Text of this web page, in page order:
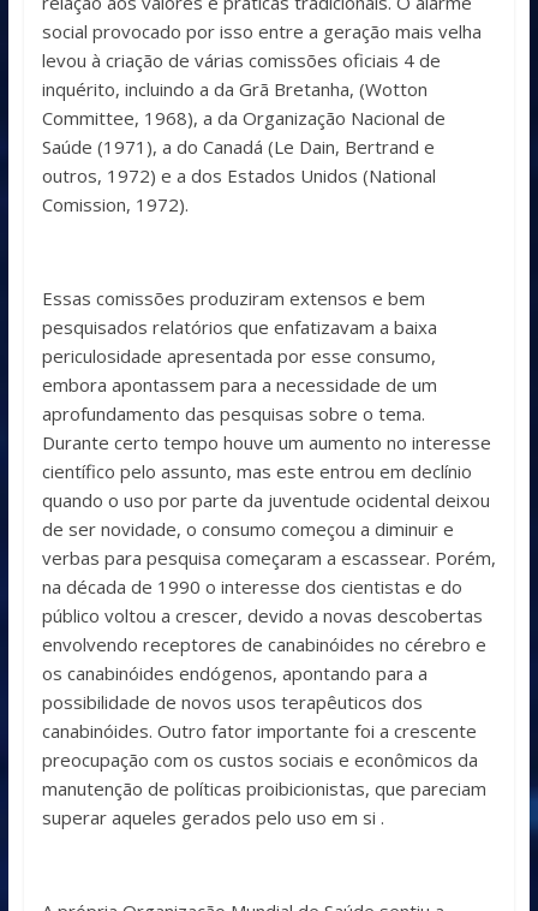
social provocado por isso entre a geração mais velha
levou à criação de várias comissões oficiais 4 de
inquérito, incluindo a da Grã Bretanha, (Wotton
Committee, 1968), a da Organização Nacional de
Saúde (1971), a do Canadá (Le Dain, Bertrand e
outros, 1972) e a dos Estados Unidos (National
Comission, 1972).
Essas comissões produziram extensos e bem
pesquisados relatórios que enfatizavam a baixa
periculosidade apresentada por esse consumo,
embora apontassem para a necessidade de um
aprofundamento das pesquisas sobre o tema.
Durante certo tempo houve um aumento no interesse
científico pelo assunto, mas este entrou em declínio
quando o uso por parte da juventude ocidental deixou
de ser novidade, o consumo começou a diminuir e
verbas para pesquisa começaram a escassear. Porém,
na década de 1990 o interesse dos cientistas e do
público voltou a crescer, devido a novas descobertas
envolvendo receptores de canabinóides no cérebro e
os canabinóides endógenos, apontando para a
possibilidade de novos usos terapêuticos dos
canabinóides. Outro fator importante foi a crescente
preocupação com os custos sociais e econômicos da
manutenção de políticas proibicionistas, que pareciam
superar aqueles gerados pelo uso em si .